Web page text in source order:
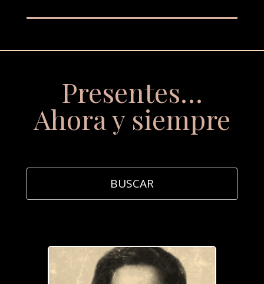
Presentes…
Ahora y siempre